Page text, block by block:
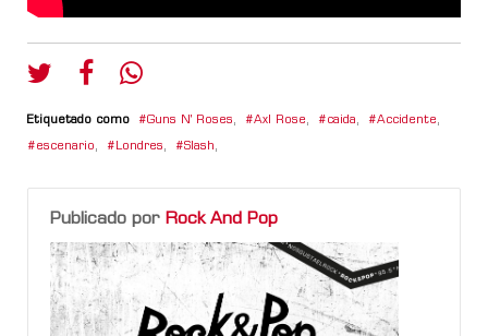
Etiquetado como Guns N' Roses, Axl Rose, caida, Accidente,
escenario, Londres, Slash,
Publicado por Rock And Pop